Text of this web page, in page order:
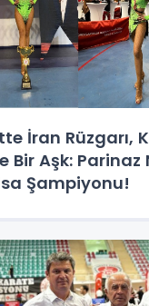
İran Rüzgarı,
Bir Aşk:
Şampiyonu!